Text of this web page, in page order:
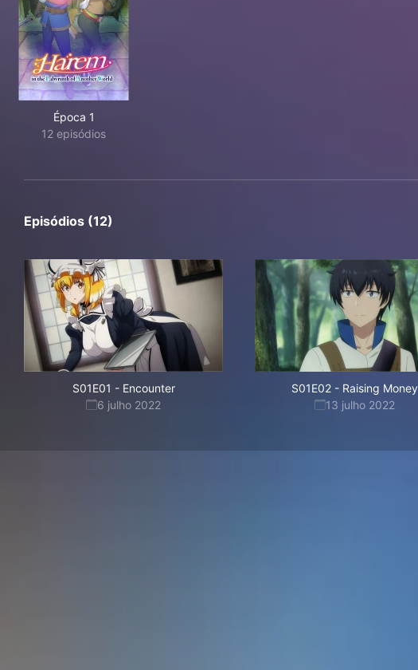
Época 1
12 episódios
Episódios (12)
S01E01 - Encounter
6 julho 2022
S01E02- Raising Money
13 julho 2022